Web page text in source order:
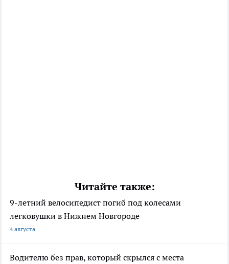
Читайте также:
9-летний велосипедист погиб под колесами
легковушки в Нижнем Новгороде
4 августа
Водителю без прав, который скрылся с места